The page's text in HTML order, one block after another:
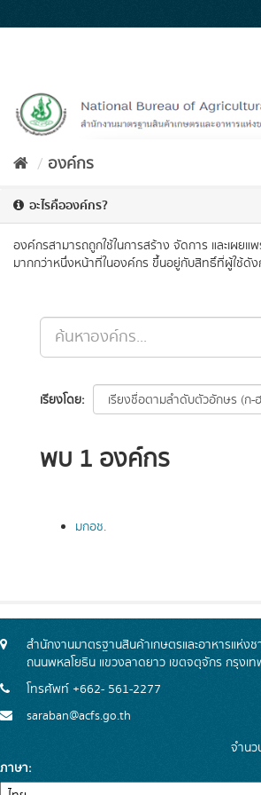
to
องค์กร
อะไรคือองค์กร?
องค์กรสามารถถูกใช้ในการสร้าง จัดการ และเผยแ
มากกว่าหนึ่งหน้าที่ในองค์กร ขึ้นอยู่กับสิทธิ์ที่ผู้ใช้ดั
เรียงโดย
พบ 1 องค์กร
มกอช.
สำนักงานมาตรฐานสินค้าเกษตรและอาหารแห่ง
ถนนพหลโยธิน แขวงลาดยาว เขตจตุจักร กรุงเ
โทรศัพท์ +662- 561-2277
saraban@acfs.go.th
จำนว
ภาษา